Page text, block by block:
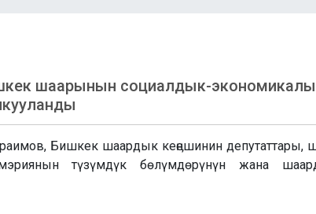
шаарынын социалдык-
Бишкек шаардык кеӊешинин депутаттары,
түзүмдүк бөлүмдөрүнүн жана